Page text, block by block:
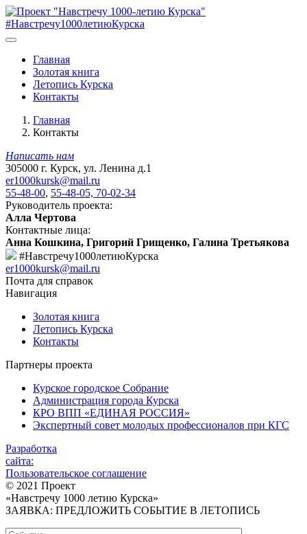
#Навстречу1000летиюКурска
Главная
Золотая книга
Летопись Курска
Контакты
Главная
Контакты
Написать нам
305000 г. Курск, ул. Ленина д.1
er1000kursk@mail.ru
55-48-00, 55-48-05, 70-02-34
Руководитель проекта:
Алла Чертова
Контактные лица:
Анна Кошкина, Григорий Грищенко, Галина Третьякова
#Навстречу1000летиюКурска
er1000kursk@mail.ru
Почта для справок
Навигация
Золотая книга
Летопись Курска
Контакты
Партнеры проекта
Курское городское Собрание
Администрация города Курска
КРО ВПП «ЕДИНАЯ РОССИЯ»
Экспертный совет молодых профессионалов при КГС
Разработка
сайта:
Пользовательское соглашение
© 2021 Проект
«Навстречу 1000 летию Курска»
ЗАЯВКА: ПРЕДЛОЖИТЬ СОБЫТИЕ В ЛЕТОПИСЬ